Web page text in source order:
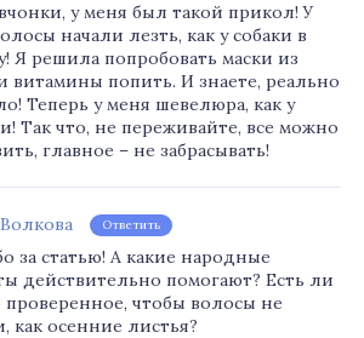
у меня был такой прикол! У
начали лезть, как у собаки в
Я решила попробовать маски из
витамины попить. И знаете, реально
Теперь у меня шевелюра, как у
Так что, не переживайте, все можно
главное – не забрасывать!
Ответить
за статью! А какие народные
действительно помогают? Есть ли
проверенное, чтобы волосы не
как осенние листья?